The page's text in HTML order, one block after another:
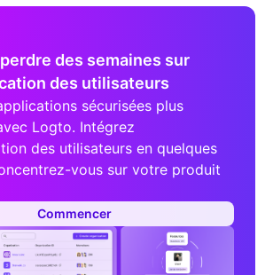
des semaines sur
des utilisateurs
sécurisées plus
Logto. Intégrez
des utilisateurs en quelques
vous sur votre produit
Commencer